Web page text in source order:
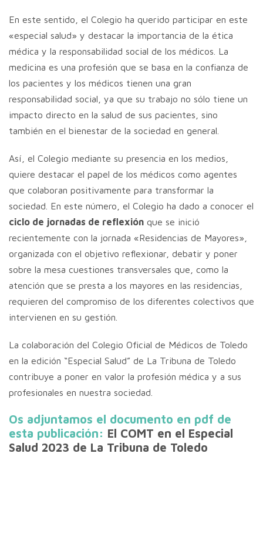
En este sentido, el Colegio ha querido participar en este
«especial salud» y destacar la importancia de la ética
médica y la responsabilidad social de los médicos. La
medicina es una profesión que se basa en la confianza de
los pacientes y los médicos tienen una gran
responsabilidad social, ya que su trabajo no sólo tiene un
impacto directo en la salud de sus pacientes, sino
también en el bienestar de la sociedad en general.
Así, el Colegio mediante su presencia en los medios,
quiere destacar el papel de los médicos como agentes
que colaboran positivamente para transformar la
sociedad. En este número, el Colegio ha dado a conocer el
ciclo de jornadas de reflexión que se inició
recientemente con la jornada «Residencias de Mayores»,
organizada con el objetivo reflexionar, debatir y poner
sobre la mesa cuestiones transversales que, como la
atención que se presta a los mayores en las residencias,
requieren del compromiso de los diferentes colectivos que
intervienen en su gestión.
La colaboración del Colegio Oficial de Médicos de Toledo
en la edición “Especial Salud” de La Tribuna de Toledo
contribuye a poner en valor la profesión médica y a sus
profesionales en nuestra sociedad.
Os adjuntamos el documento en pdf de
esta publicación: El COMT en el Especial
Salud 2023 de La Tribuna de Toledo